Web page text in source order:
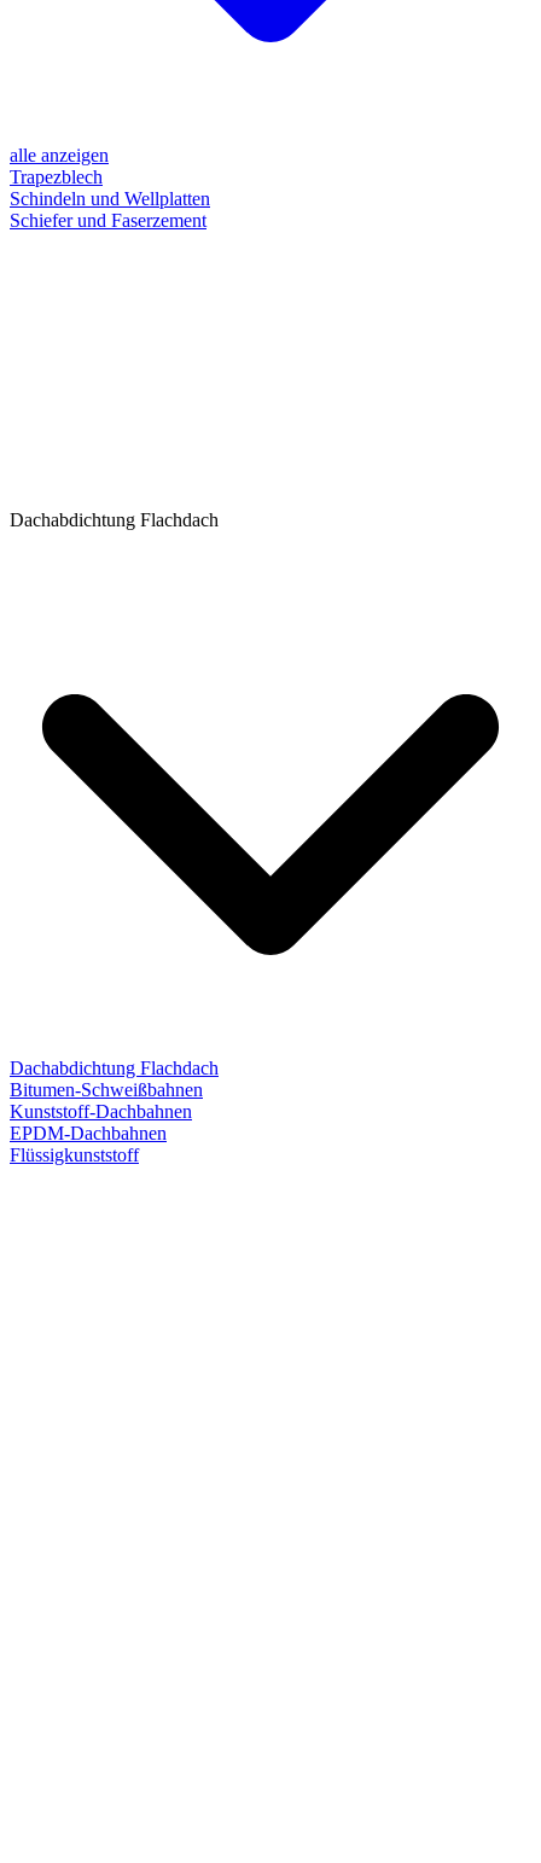
alle anzeigen
Trapezblech
Schindeln und Wellplatten
Schiefer und Faserzement
Dachabdichtung Flachdach
Dachabdichtung Flachdach
Bitumen-Schweißbahnen
Kunststoff-Dachbahnen
EPDM-Dachbahnen
Flüssigkunststoff